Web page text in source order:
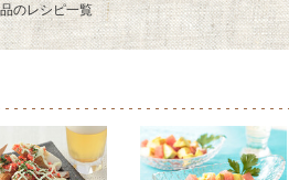
のレシピ一覧